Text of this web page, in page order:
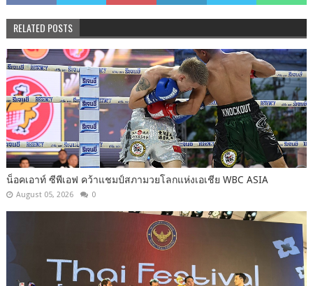
RELATED POSTS
น็อคเอาท์ ซีพีเอฟ คว้าแชมป์สภามวยโลกแห่งเอเชีย WBC ASIA
August 05, 2026 0